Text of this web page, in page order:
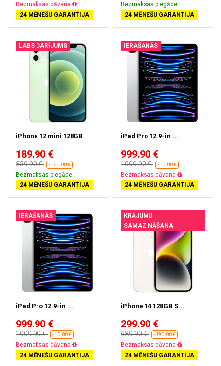
Bezmaksas piegāde
24 MĒNEŠU GARANTIJA
Bezmaksas piegāde
24 MĒNEŠU GARANTIJA
LABS DARĪJUMS
iPhone 12 mini 128GB
189.90 €
359.90 € -170.00 €
Bezmaksas piegāde
24 MĒNEŠU GARANTIJA
IERAŠANĀS
iPad Pro 12.9-in ...
999.90 €
1009.90 € -10.00 €
Gandrīz izpārdots
24 MĒNEŠU GARANTIJA
IERAŠANĀS
iPad Pro 12.9-in ...
999.90 €
1009.90 € -10.00 €
Gandrīz izpārdots
24 MĒNEŠU GARANTIJA
KRĀJUMU
SAMAZINĀŠANA
iPhone 14 128GB S...
299.90 €
689.90 € -390.00 €
Bezmaksas piegāde
24 MĒNEŠU GARANTIJA